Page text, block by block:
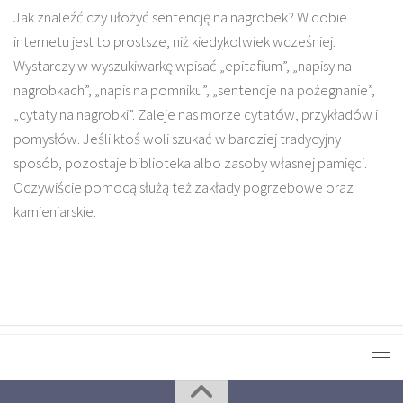
Jak znaleźć czy ułożyć sentencję na nagrobek? W dobie
internetu jest to prostsze, niż kiedykolwiek wcześniej.
Wystarczy w wyszukiwarkę wpisać „epitafium”, „napisy na
nagrobkach”, „napis na pomniku”, „sentencje na pożegnanie”,
„cytaty na nagrobki”. Zaleje nas morze cytatów, przykładów i
pomysłów. Jeśli ktoś woli szukać w bardziej tradycyjny
sposób, pozostaje biblioteka albo zasoby własnej pamięci.
Oczywiście pomocą służą też zakłady pogrzebowe oraz
kamieniarskie.